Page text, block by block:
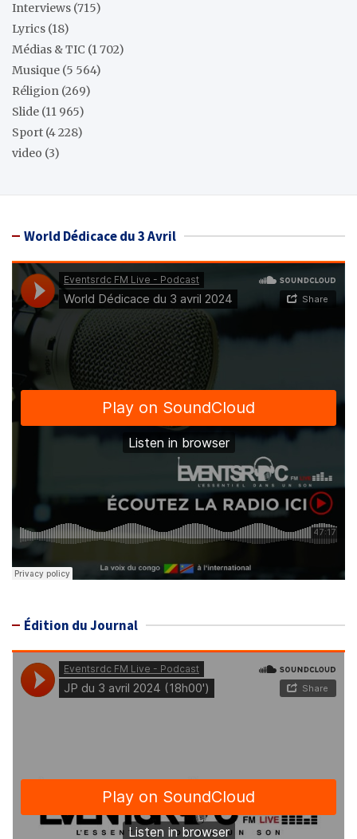
Interviews (715)
Lyrics (18)
Médias & TIC (1 702)
Musique (5 564)
Réligion (269)
Slide (11 965)
Sport (4 228)
video (3)
World Dédicace du 3 Avril
Édition du Journal